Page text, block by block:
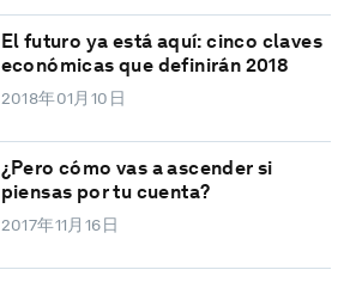
El futuro ya está aquí: cinco claves
económicas que definirán 2018
2018年01月10日
¿Pero cómo vas a ascender si
piensas por tu cuenta?
2017年11月16日